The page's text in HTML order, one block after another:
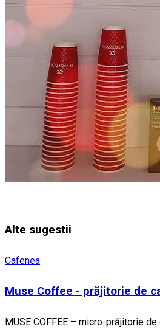
Alte sugestii
Cafenea
Muse Coffee - prăjitorie de
MUSE COFFEE – micro-prăjitorie